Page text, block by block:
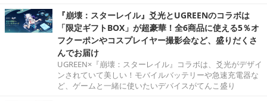
『崩壊：スターレイル』爻光とUGREENのコラボは
「限定ギフトBOX」が超豪華！全6商品に使える5％オ
フクーポンやコスプレイヤー撮影会など、盛りだくさ
んでお届け
UGREEN×『崩壊：スターレイル』コラボは、爻光がデザイ
ンされていて美しい！モバイルバッテリーや急速充電器な
ど、ゲームと一緒に使いたいデバイスがてんこ盛り